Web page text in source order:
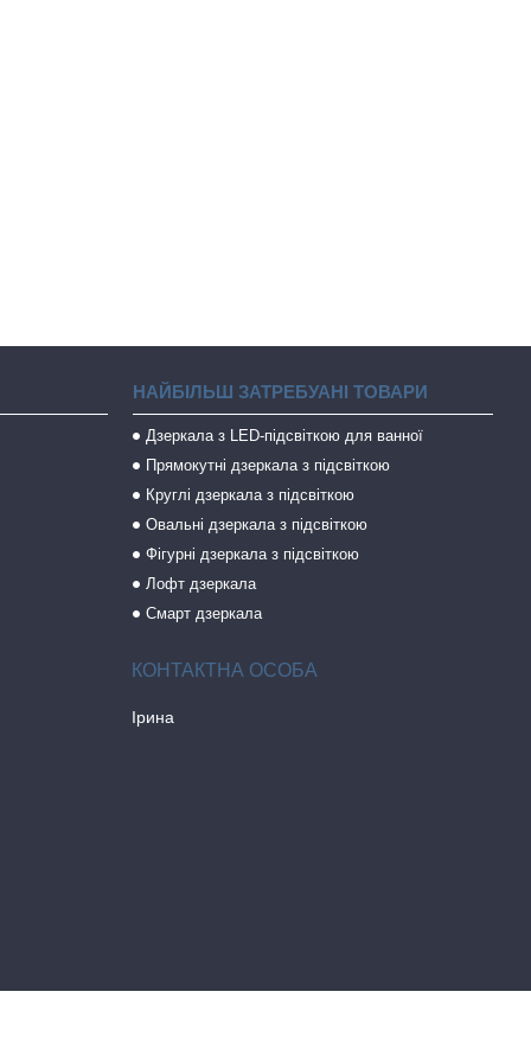
НАЙБІЛЬШ ЗАТРЕБУАНІ ТОВАРИ
Дзеркала з LED-підсвіткою для ванної
Прямокутні дзеркала з підсвіткою
Круглі дзеркала з підсвіткою
Овальні дзеркала з підсвіткою
Фігурні дзеркала з підсвіткою
Лофт дзеркала
Смарт дзеркала
Ірина